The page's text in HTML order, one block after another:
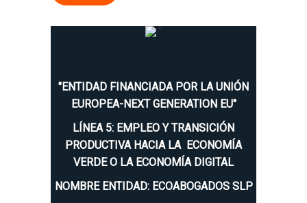
"ENTIDAD FINANCIADA POR LA UNIÓN
EUROPEA-NEXT GENERATION EU"
LÍNEA 5: EMPLEO Y TRANSICIÓN
PRODUCTIVA HACIA LA ECONOMÍA
VERDE O LA ECONOMÍA DIGITAL
NOMBRE ENTIDAD: ECOABOGADOS SLP